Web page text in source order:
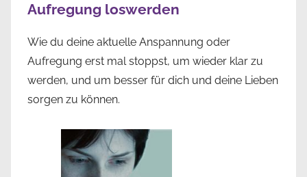
Aufregung loswerden
Wie du deine aktuelle Anspannung oder
Aufregung erst mal stoppst, um wieder klar zu
werden, und um besser für dich und deine Lieben
sorgen zu können.